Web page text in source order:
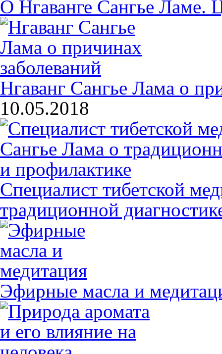
О Нгаванге Сангье Ламе.
Нгаванг Сангье Лама о
10.05.2018
Специалист тибетской
традиционной
Эфирные масла и